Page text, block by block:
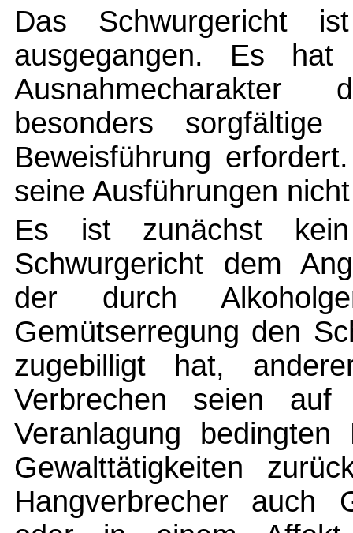
Das Schwurgericht
ausgegangen. Es
besonders
Beweisführung
seine Ausführungen
Es ist zunächst
Schwurgericht dem
der durch
Gemütserregung den
zugebilligt hat,
Verbrechen seien auf
Veranlagung
Gewalttätigkeiten
Hangverbrecher auch